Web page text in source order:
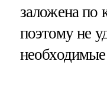
заложена по
поэтому не